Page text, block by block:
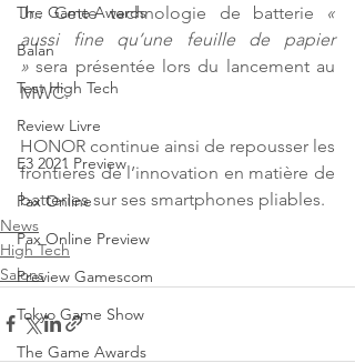
The Game Awards
Balan
Test High Tech
Review Livre
E3 2021 Preview
Pax Online
Pax Online Preview
Preview Gamescom
Tokyo Game Show
The Game Awards
Jr.. Cette technologie de batterie «
aussi fine qu’une feuille de papier
» sera présentée lors du lancement au
MWC.
HONOR continue ainsi de repousser les
frontières de l’innovation en matière de
batteries sur ses smartphones pliables.
News
High Tech
Salons